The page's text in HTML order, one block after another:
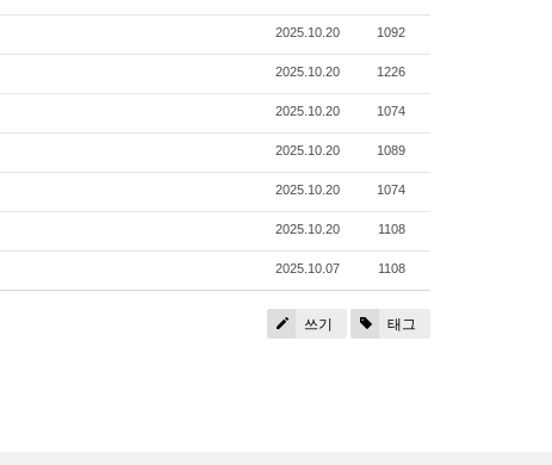
2025.10.20 1092
2025.10.20 1226
2025.10.20 1074
2025.10.20 1089
2025.10.20 1074
2025.10.20 1108
2025.10.07 1108
쓰기 태그